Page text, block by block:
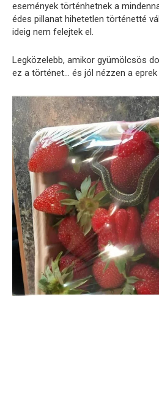
események történhetnek a
édes pillanat hihetetlen történetté
ideig nem felejtek el.
Legközelebb, amikor gyümölcsös
ez a történet… és jól nézzen a eprek